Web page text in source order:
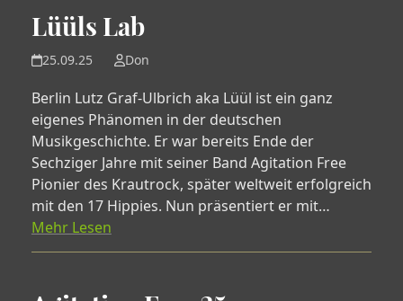
Lüüls Lab
25.09.25 Don
Berlin Lutz Graf-Ulbrich aka Lüül ist ein ganz
eigenes Phänomen in der deutschen
Musikgeschichte. Er war bereits Ende der
Sechziger Jahre mit seiner Band Agitation Free
Pionier des Krautrock, später weltweit erfolgreich
mit den 17 Hippies. Nun präsentiert er mit…
Mehr Lesen